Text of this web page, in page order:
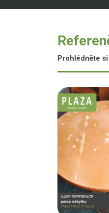
Prohlédněte
Vary
Polep